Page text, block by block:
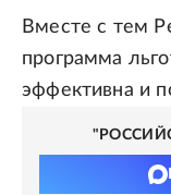
Вместе с тем
программа
эффективна и